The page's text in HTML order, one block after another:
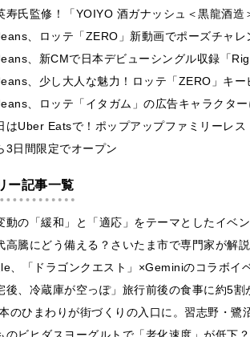
寿氏監修！「YOIYO 酒ガナッシュ＜黒龍酒
、ロッテ「ZERO」新動画でポーズチャ
、新CMで日本デビューシングル収録「
、少し大人な魅力！ロッテ「ZERO」キ
、ロッテ「イタガム」の広告キャラクタ
はUber Eatsで！ポップアップファミリーレ
3日間限定でオープン
ー記事一覧
動の「緩和」と「適応」をテーマとしたイベ
高騰にどう備える？さいたま市で専門家が解
、「ドラゴンクエスト」×Geminiのコラボイ
後、冷蔵庫が空っぽ」旅行前後の食事に約5
のひまわりが街づくりの入口に。習志野・